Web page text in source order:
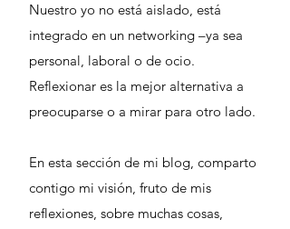
Nuestro yo no está aislado, está
integrado en un networking –ya sea
personal, laboral o de ocio.
Reflexionar es la mejor alternativa a
preocuparse o a mirar para otro lado.
En esta sección de mi blog, comparto
contigo mi visión, fruto de mis
reflexiones, sobre muchas cosas,